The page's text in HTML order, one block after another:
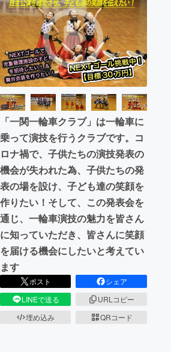
テクノロジー・ガジェット
映像・映画
ビジネス・起業
まちづくり・地域活性化
CAMPFIRE for Social Good
CAMPFIREふるさと納税machi-ya
「一関一輪車クラブ」は一輪車に
乗って演技を行うクラブです。コ
ロナ禍で、子供たちの演技発表の
機会が失われた為、子供たちの発
表の場を設け、子ども達の笑顔を
作りたい！そして、この発表会を
通じ、一輪車演技の魅力を皆さん
に知っていただき、皆さんに笑顔
を届ける機会にしたいと考えてい
ます
ポスト
シェア
LINEで送る
URLコピー
埋め込み
QRコード